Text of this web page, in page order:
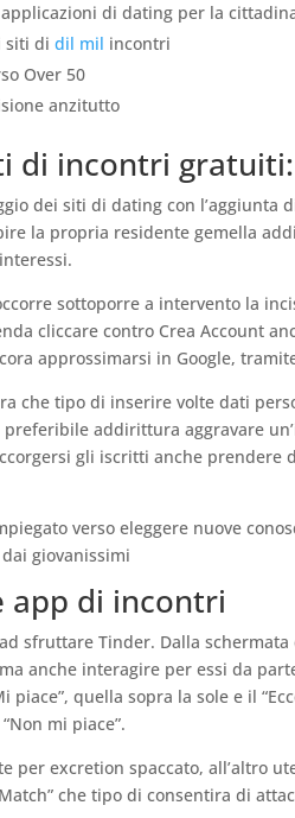
di dating per la
siti didil mil incontri
Over 50
anzitutto
di incontri
dei siti di dating con l’aggiunta
la propria residente gemella
sottoporre a intervento la
cliccare contro Crea Account
approssimarsi in Google,
che tipo di inserire volte dati
addirittura aggravare
gli iscritti anche
verso eleggere nuove
giovanissimi
app di incontri
sfruttare Tinder. Dalla
anche interagire per essi da
piace”, quella sopra la sole e il
mi piace”.
per excretion spaccato, all’altro
che tipo di consentira di